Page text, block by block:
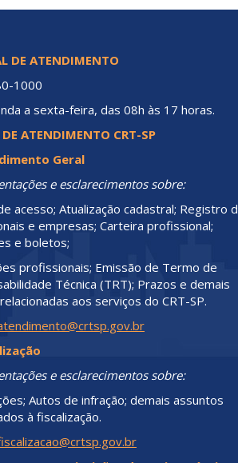
DE ATENDIMENTO
1000
a sexta-feira, das 08h às 17 horas.
ATENDIMENTO CRT-SP
Geral
e esclarecimentos sobre:
acesso; Atualização cadastral; Registro
e empresas; Carteira profissional;
e boletos;
profissionais; Emissão de Termo de
Técnica (TRT); Prazos e demais
aos serviços do CRT-SP.
e esclarecimentos sobre:
Autos de infração; demais assuntos
à fiscalização.